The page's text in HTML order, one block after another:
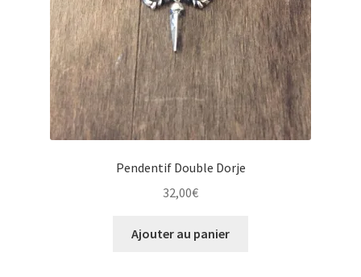
choisies
sur
la
page
du
produit
Pendentif Double Dorje
32,00€
Ajouter au panier